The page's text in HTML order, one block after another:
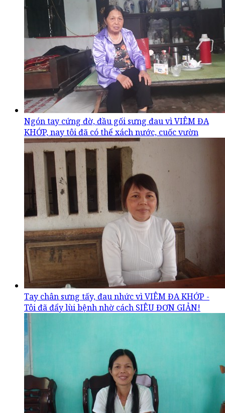
Ngón tay cứng đờ, đầu gối sưng đau vì VIÊM ĐA
KHỚP, nay tôi đã có thể xách nước, cuốc vườn
Tay chân sưng tấy, đau nhức vì VIÊM ĐA KHỚP -
Tôi đã đẩy lùi bệnh nhờ cách SIÊU ĐƠN GIẢN!